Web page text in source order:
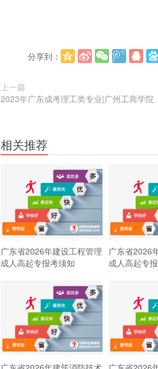
分享到：
上一篇
2023年广东成考理工类专业|广州工商学院
相关推荐
广东省2026年建设工程管理
成人高起专报考须知
广东省2026
成人高起专